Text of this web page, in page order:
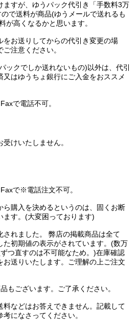
ますが、ゆうパック代引き「手数料3万
で送料が商品(ゆうメールで送れるも
が高くなるかと思います。
をお送りしてからの代引き変更の場
注意ください。
ックでしか送れないもの)以外は、代引
又はゆうちょ銀行にご入金をおススメ
で電話不可。
けいたしません。
で※電話注文不可。
ら購入を決めるというのは、固くお断
ます。(大変困っております)
されました。 弊店の掲載商品は全て
た初期値の表示がされています。(数万
つ直すのは不可能なため。)在庫確認
お送りいたします。ご理解の上ご注文
もございます。ご了承ください。
料などはお答えできません。記載して
になさってください。